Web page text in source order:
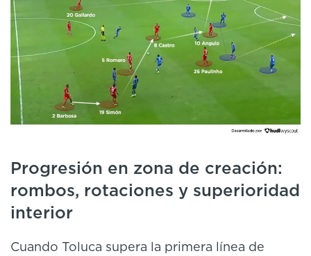
Progresión en zona de creación:
rombos, rotaciones y superioridad
interior
Cuando Toluca supera la primera línea de